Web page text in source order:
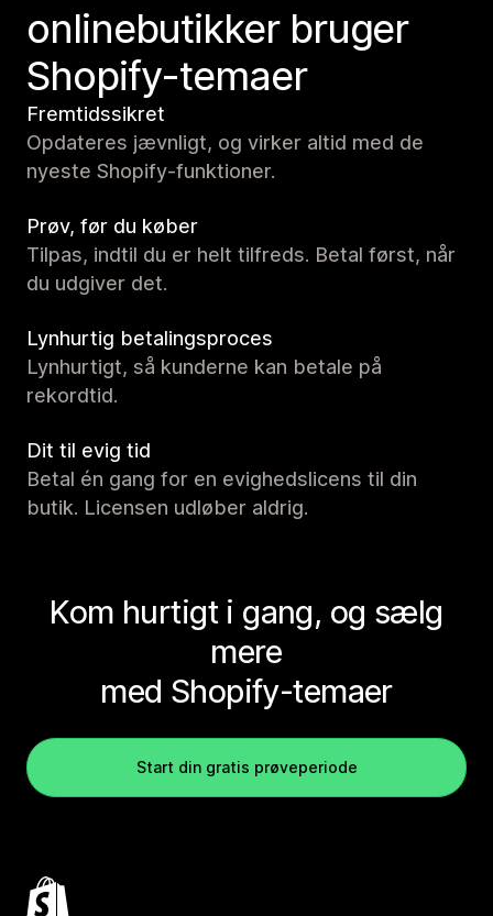
onlinebutikker bruger
Shopify-temaer
Fremtidssikret
Opdateres jævnligt, og virker altid med de
nyeste Shopify-funktioner.
Prøv, før du køber
Tilpas, indtil du er helt tilfreds. Betal først, når
du udgiver det.
Lynhurtig betalingsproces
Lynhurtigt, så kunderne kan betale på
rekordtid.
Dit til evig tid
Betal én gang for en evighedslicens til din
butik. Licensen udløber aldrig.
Kom hurtigt i gang, og sælg
mere
med Shopify-temaer
Start din gratis prøveperiode